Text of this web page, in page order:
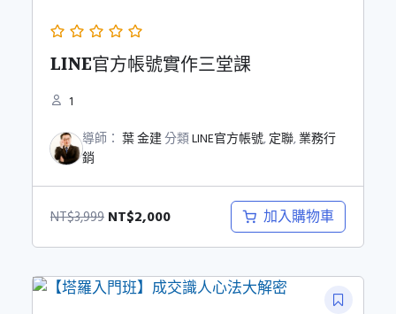
LINE官方帳號實作三堂課
1
導師： 葉 金建分類LINE官方帳號,定聯, 業務行
銷
NT$3,999 原
格：
NT$2,000目
格：
加入購物車